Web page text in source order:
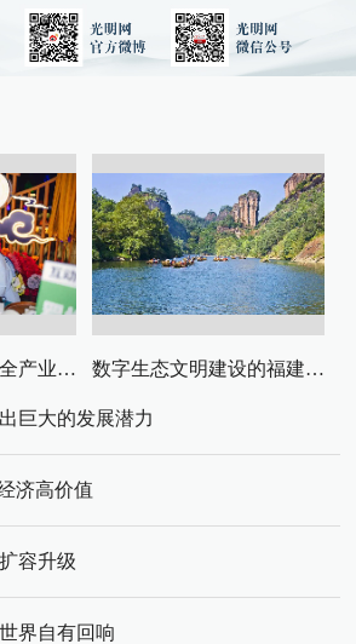
从票根经济到文旅全产业链升级 数字生态文明建设的福建路径与启示
巨大的发展潜力
济高价值
容升级
界自有回响